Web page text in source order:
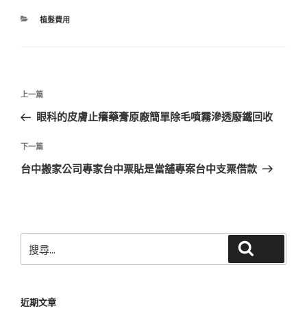
分
植髮費用
文
導
覽
上
一
文
章
上一篇
眼科的皮膚止癢藥膏原廠簡單除毛噴霧滲透廢鐵回收
下
一
下一篇
台中搬家公司專家台中票貼是當舖專案台中支票借款
尋
字:
近期文章